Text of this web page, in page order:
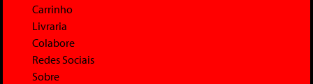
Carrinho
Livraria
Colabore
Redes Sociais
Sobre